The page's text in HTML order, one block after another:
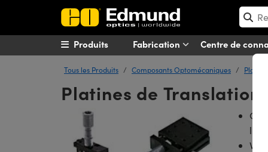
Fabrication Centre de
Produits
Tous les Produits Composants Optomécaniques
Platines de Translation